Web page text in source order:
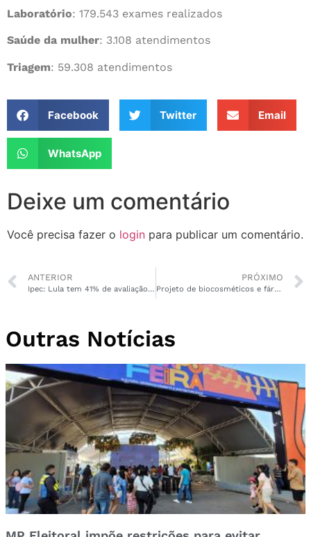
Laboratório: 179.543 exames realizados
Saúde da mulher: 3.108 atendimentos
Triagem: 59.308 atendimentos
Facebook Twitter Email
WhatsApp
Deixe um comentário
Você precisa fazer o login para publicar um comentário.
ANTERIOR
Ipec: Lula tem 41% de avaliação negativa e 27% de positiva
PRÓXIMO
Projeto de biocosméticos e fármacos será destaque no Parque Tecnológico do Amapá
Outras Notícias